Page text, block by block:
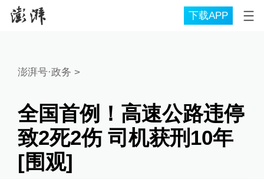
下载APP
澎湃号·政务 >
全国首例！高速公路违停
致2死2伤 司机获刑10年
[围观]